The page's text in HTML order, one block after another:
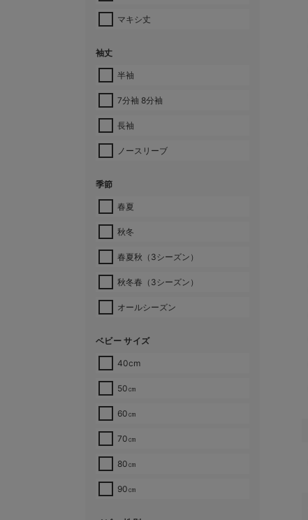
マキシ丈
袖丈
半袖
7分袖 8分袖
長袖
ノースリーブ
季節
春夏
秋冬
春夏秋（3シーズン）
秋冬春（3シーズン）
オールシーズン
ベビー サイズ
40cm
50㎝
60㎝
70㎝
80㎝
90㎝